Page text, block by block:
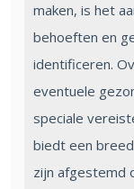
maken, is het
behoeften en
identificeren.
eventuele
speciale
biedt een
zijn afgestemd